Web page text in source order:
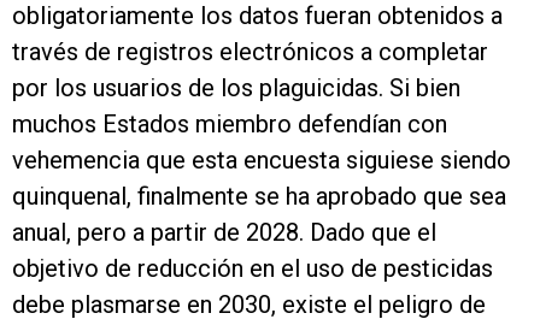
obligatoriamente los datos fueran obtenidos a
través de registros electrónicos a completar
por los usuarios de los plaguicidas. Si bien
muchos Estados miembro defendían con
vehemencia que esta encuesta siguiese siendo
quinquenal, finalmente se ha aprobado que sea
anual, pero a partir de 2028. Dado que el
objetivo de reducción en el uso de pesticidas
debe plasmarse en 2030, existe el peligro de